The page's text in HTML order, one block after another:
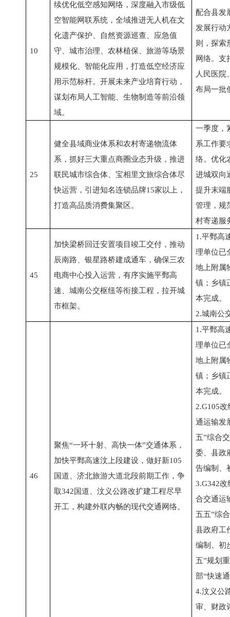
10
续优化低空感知网络，深度融入市级低
空智能网联系统，全域推进无人机在文
化遗产保护、自然资源巡查、应急值
守、城市治理、农林植保、旅游等场景
规模化、智能化应用，打造低空经济应
用示范标杆。开展未来产业培育行动，
谋划布局人工智能、生物制造等前沿领
域。
配合县发
发展行动
则，探索
网络。支
人民医院
布局一批
25
健全县域商业体系和农村寄递物流体
系，抓好三大重点商圈业态升级，推进
联民城市综合体、宝相里文旅综合体尽
快运营，引进知名连锁品牌15家以上，
打造高品质消费集聚区。
一季度，
系工作要
络。优化
进城双向
提升末端
管理，规
村寄递服
45
加快梁桥回迁安置项目竣工交付，推动
辰南路、银星路桥建成通车，确保三农
电商中心投入运营，有序实施平鄄高
速、城南公交枢纽等衔接工程，拉开城
市框架。
1.平鄄高
理单位已
地上附属
镇；乡镇
本完成。
2.城南公
46
聚焦“一环十射、高快一体”交通体系，
加快平鄄高速汶上段建设，做好新105
国道、济北旅游大道北段前期工作，争
取342国道、汶义公路改扩建工程尽早
开工，构建外联内畅的现代交通网络。
1.平鄄高
理单位已
地上附属
镇；乡镇
本完成。
2.G105
通运输发
五”综合
委、县政
告编制、
3.G342
合交通运
五五”综
县政府工
编制、初
五”规划
部“快速
4.汶义公
审、财政